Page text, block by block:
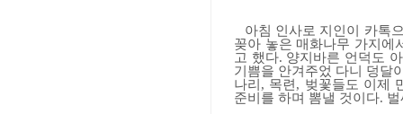
아침 인사로 지인이 카톡
꽂아 놓은 매화나무 가지에
고 했다. 양지바른 언덕도
기쁨을 안겨주었 다니 덩달
나리 , 목련 , 벚꽃들도 이제
준비를 하며 뽐낼 것이다.